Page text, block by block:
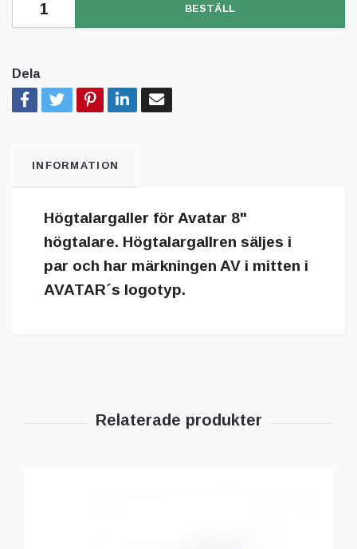
BESTÄLL
Dela
INFORMATION
Högtalargaller för Avatar 8"
högtalare. Högtalargallren säljes i
par och har märkningen AV i mitten i
AVATAR´s logotyp.